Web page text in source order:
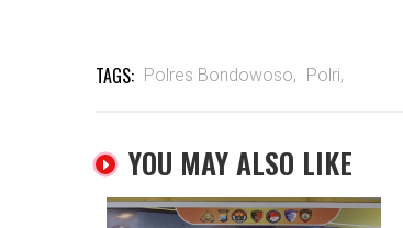
TAGS: Polres Bondowoso, Polri,
YOU MAY ALSO LIKE